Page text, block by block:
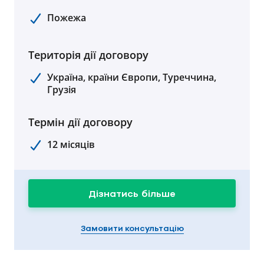
Пожежа
Територія дії договору
Україна, країни Європи, Туреччина,
Грузія
Термін дії договору
12 місяців
Замовити консультацію
Дізнатись більше